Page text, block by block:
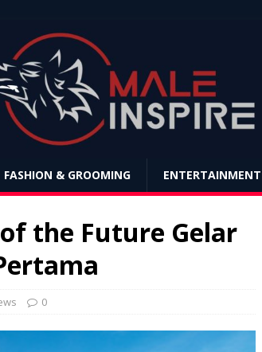
FASHION & GROOMING ENTERTAINMENT
the Future Gelar
0